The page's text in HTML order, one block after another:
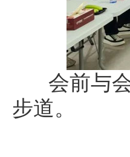
会前与会
步道。